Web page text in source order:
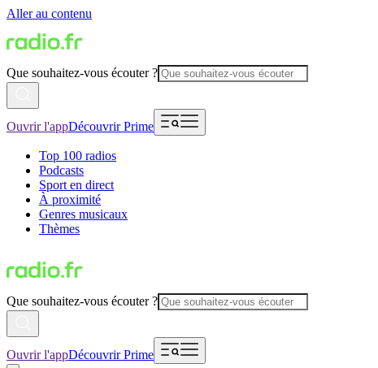
Aller au contenu
Que souhaitez-vous écouter ?
Ouvrir l'appDécouvrir Prime
Top 100 radios
Podcasts
Sport en direct
À proximité
Genres musicaux
Thèmes
Que souhaitez-vous écouter ?
Ouvrir l'appDécouvrir Prime